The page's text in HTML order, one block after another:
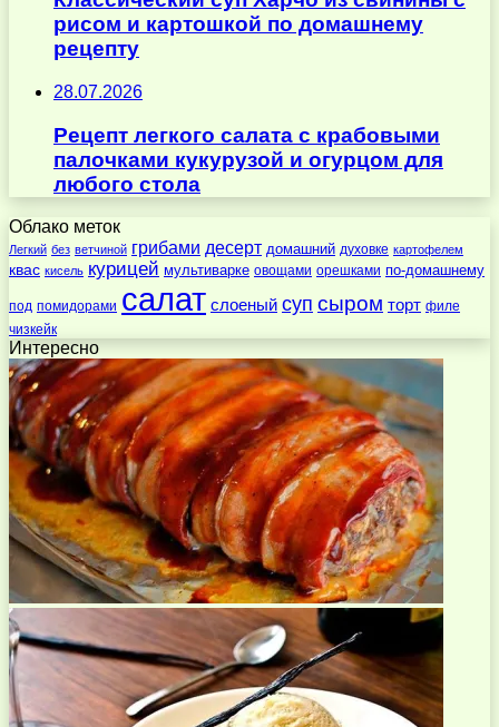
рисом и картошкой по домашнему
рецепту
28.07.2026
Рецепт легкого салата с крабовыми
палочками кукурузой и огурцом для
любого стола
Облако меток
Легкий без ветчиной грибами десерт домашний духовке картофелем
квас кисель курицей мультиварке овощами орешками по-домашнему
под помидорами салат слоеный суп сыром торт филе
чизкейк
Интересно